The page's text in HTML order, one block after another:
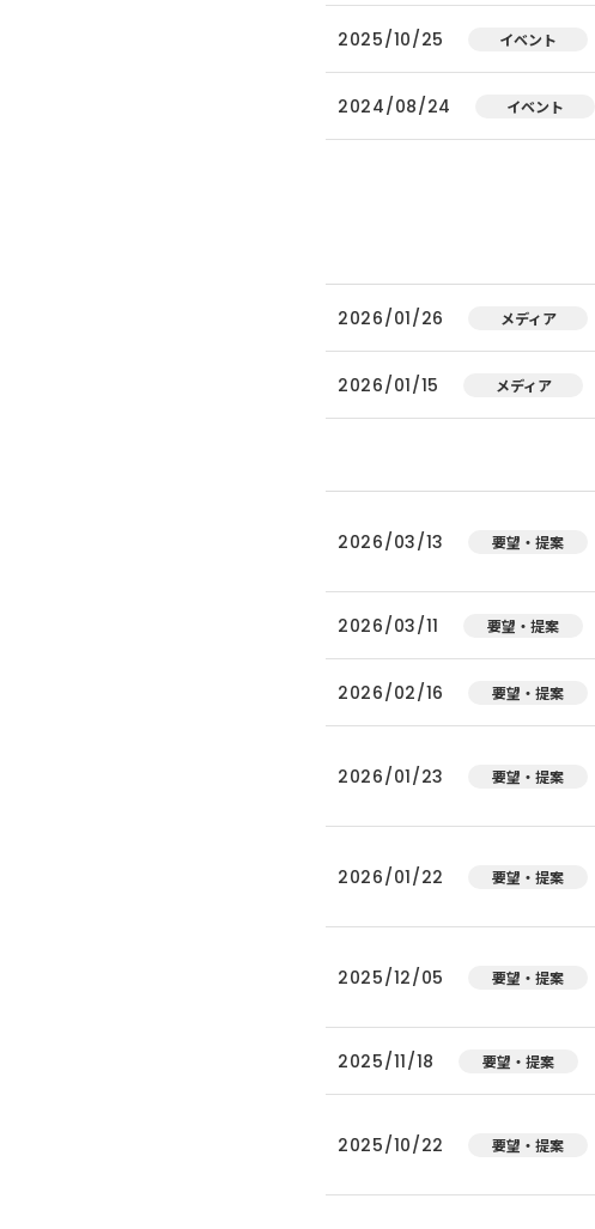
2025/10/25 イベント
2024/08/24 イベント
2026/01/26 メディア
2026/01/15 メディア
2026/03/13 要望・提案
2026/03/11 要望・提案
2026/02/16 要望・提案
2026/01/23 要望・提案
2026/01/22 要望・提案
2025/12/05 要望・提案
2025/11/18 要望・提案
2025/10/22 要望・提案